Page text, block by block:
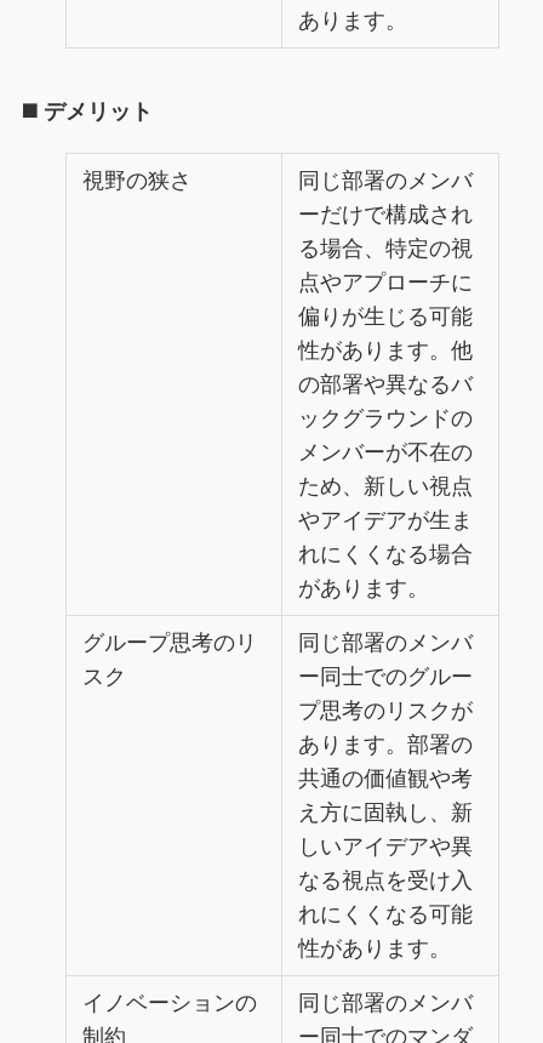
あります。
◼️ デメリット
視野の狭さ
同じ部署のメンバ
ーだけで構成され
る場合、特定の視
点やアプローチに
偏りが生じる可能
性があります。他
の部署や異なるバ
ックグラウンドの
メンバーが不在の
ため、新しい視点
やアイデアが生ま
れにくくなる場合
があります。
グループ思考のリ
スク
同じ部署のメンバ
ー同士でのグルー
プ思考のリスクが
あります。部署の
共通の価値観や考
え方に固執し、新
しいアイデアや異
なる視点を受け入
れにくくなる可能
性があります。
イノベーションの
制約
同じ部署のメンバ
ー同士でのマンダ